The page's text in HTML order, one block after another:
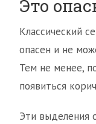
Это
Классический
опасен и не
Тем не менее,
появиться
Эти выделения